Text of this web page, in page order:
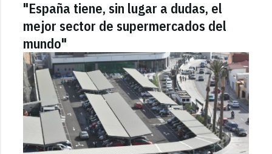
"España tiene, sin lugar a dudas, el
mejor sector de supermercados del
mundo"